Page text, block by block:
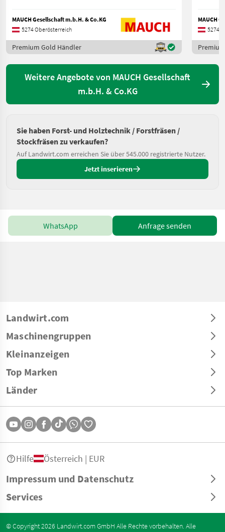
MAUCH Gesellschaft m.b.H. & Co.KG
5274 Oberösterreich
Premium Gold Händler
MAUCH
5274
Weitere Angebote von MAUCH Gesellschaft
m.b.H. & Co.KG
Sie haben Forst- und Holztechnik / Forstfräsen /
Stockfräsen zu verkaufen?
Auf Landwirt.com erreichen Sie über 545.000 registrierte Nutzer.
Jetzt inserieren
WhatsApp Anfrage senden
Landwirt.com
Maschinengruppen
Kleinanzeigen
Top Marken
Länder
Impressum und Datenschutz
Services
Hilfe Österreich | EUR
© Copyright 2026 Landwirt.com GmbH Alle Rechte vorbehalten. Alle